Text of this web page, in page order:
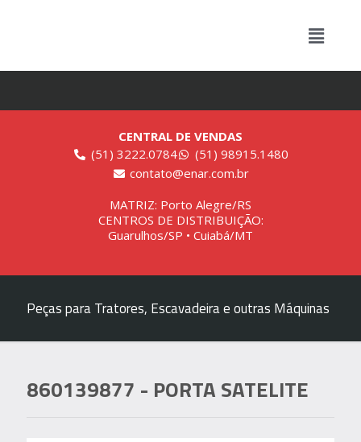
CENTRAL DE VENDAS
(51) 3222.0784
(51) 98915.1480
contato@enar.com.br
MATRIZ: Porto Alegre/RS
CENTROS DE DISTRIBUIÇÃO:
Guarulhos/SP • Cuiabá/MT
Peças para Tratores, Escavadeira e outras Máquinas
860139877 - PORTA SATELITE